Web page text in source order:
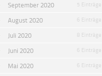
September 2020 5 Einträge
August 2020 6 Einträge
Juli 2020 8 Einträge
Juni 2020 6 Einträge
Mai 2020 6 Einträge